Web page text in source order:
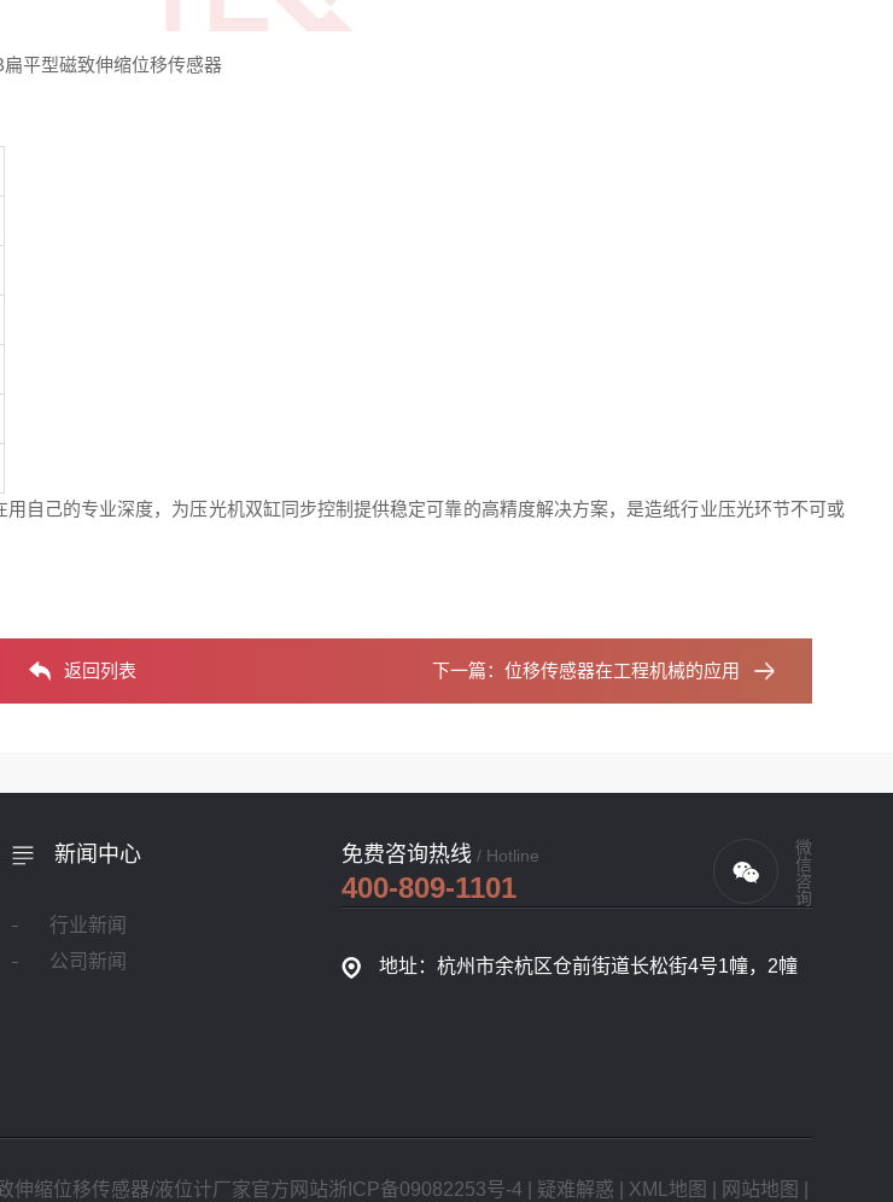
扁平型磁致伸缩位移传感器
自己的专业深度，为压光机双缸同步控制提供稳定可靠的高精度解决方案，是造纸行业压光环节不可或
返回列表 下一篇： 位移传感器在工程机械的应用
免费咨询热线 / Hotline
400-809-1101 微信咨询
地址：杭州市余杭区仓前街道长松街4号1幢，2幢
新闻中心
行业新闻
公司新闻
伸缩位移传感器/液位计厂家官方网站浙ICP备09082253号-4 疑难解惑 XML地图 网站地图